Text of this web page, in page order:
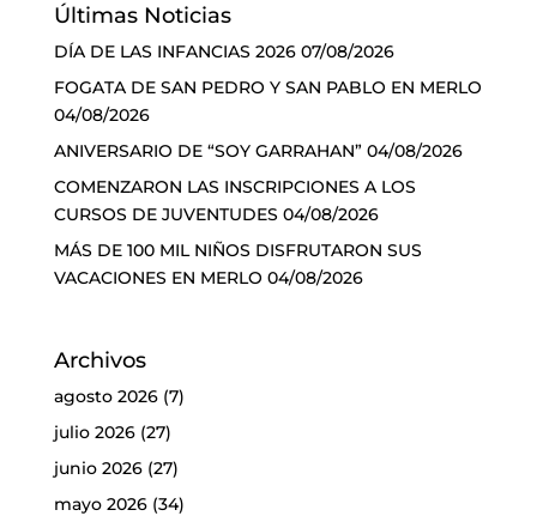
Últimas Noticias
DÍA DE LAS INFANCIAS 2026 07/08/2026
FOGATA DE SAN PEDRO Y SAN PABLO EN MERLO
04/08/2026
ANIVERSARIO DE “SOY GARRAHAN” 04/08/2026
COMENZARON LAS INSCRIPCIONES A LOS
CURSOS DE JUVENTUDES 04/08/2026
MÁS DE 100 MIL NIÑOS DISFRUTARON SUS
VACACIONES EN MERLO 04/08/2026
Archivos
agosto 2026(7)
julio 2026(27)
junio 2026(27)
mayo 2026(34)